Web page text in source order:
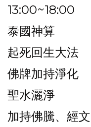
13:00~18:00
泰國神算
起死回生大法
佛牌加持淨化
聖水灑淨
加持佛騰、經